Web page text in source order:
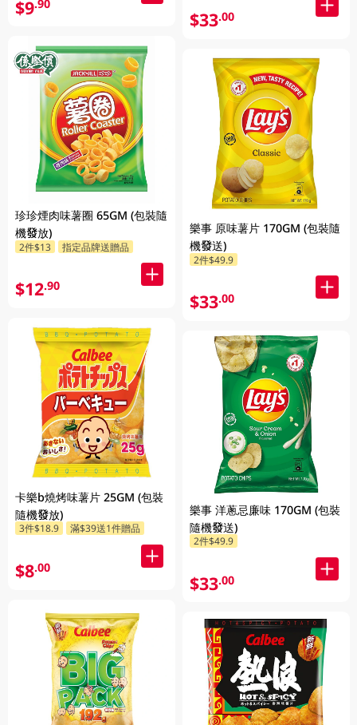
$9.90
珍珍煙肉味薯圈 65GM (包裝隨
機發放)
2件$13 指定品牌送贈品
$12.90
卡樂b燒烤味薯片 25GM (包裝
隨機發放)
3件$18.9 滿$39送1件贈品
$8.00
$33.00
樂事 原味薯片 170GM (包裝隨
機發送)
2件$49.9
$33.00
樂事 洋蔥忌廉味 170GM (包裝
隨機發送)
2件$49.9
$33.00